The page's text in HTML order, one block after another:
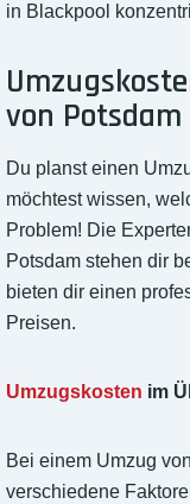
in Blackpool
von
Du planst einen
möchtest wissen,
Problem! Die
Potsdam stehen dir
bieten dir einen
Preisen.
Umzugskosten im
Bei einem Umzug
verschiedene